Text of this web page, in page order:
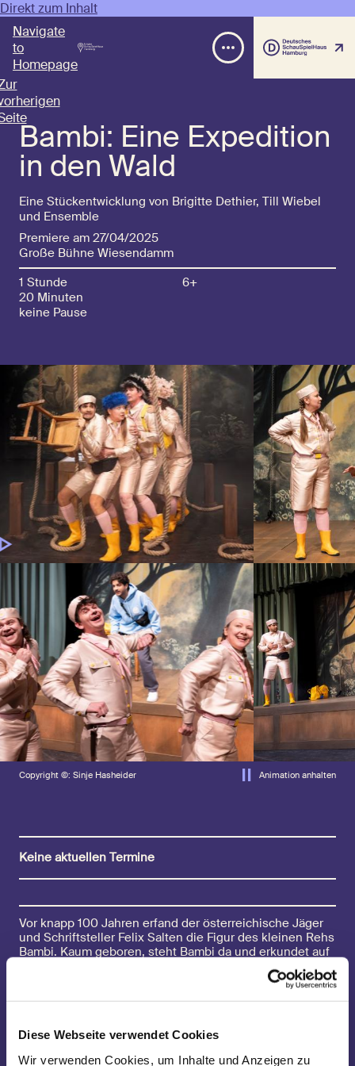
Diese Webseite verwendet Cookies
Wir verwenden Cookies, um Inhalte und Anzeigen zu
Direkt zum Inhalt
Navigate
to
Homepage
Bambi: Eine Expedition
in den Wald
Eine Stückentwicklung von Brigitte Dethier, Till Wiebel
und Ensemble
Premiere am 27/04/2025
Große Bühne Wiesendamm
1 Stunde
20 Minuten
keine Pause
6+
Copyright ©: Sinje Hasheider Animation anhalten
Keine aktuellen Termine
Vor knapp 100 Jahren erfand der österreichische Jäger
und Schriftsteller Felix Salten die Figur des kleinen Rehs
Bambi. Kaum geboren, steht Bambi da und erkundet auf
wackeligen Beinen und mit riesigen Augen neugierig
seine Umgebung. Hier im Wald gibt es viel zu entdecken:
Im Dickicht der Bäume erstreckt sich eine ganze Welt